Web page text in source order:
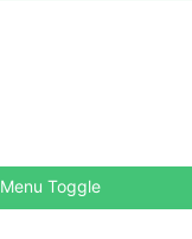
Menu Toggle